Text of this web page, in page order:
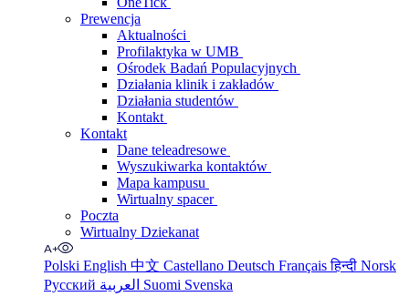
Prewencja
Aktualności
Profilaktyka w UMB
Ośrodek Badań Populacyjnych
Działania klinik i zakładów
Działania studentów
Kontakt
Kontakt
Dane teleadresowe
Wyszukiwarka kontaktów
Mapa kampusu
Wirtualny spacer
Poczta
Wirtualny Dziekanat
Polski English 中文 Castellano Deutsch Françaisहिन्दी Norsk
Русский
Suomi Svenska